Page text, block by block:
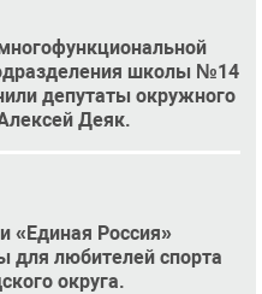
школы №14
депутаты окружного
Деяк.
«Единая Россия»
для любителей спорта
округа.